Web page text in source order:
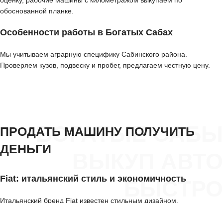
обоснованной планке.
Особенности работы в Богатых Сабах
Мы учитываем аграрную специфику Сабинского района.
Проверяем кузов, подвеску и пробег, предлагаем честную цену.
БОГАТЫЕ САБЫ
БЫСТРО
ПРОДАТЬ МАШИНУ ПОЛУЧИТЬ
ДЕНЬГИ
Fiat: итальянский стиль и экономичность
Итальянский бренд Fiat известен стильным дизайном,